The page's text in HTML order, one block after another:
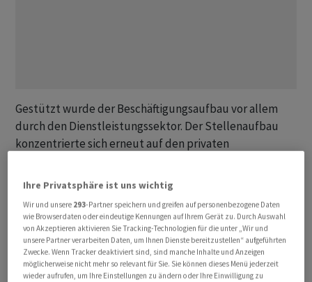
Gestützt wurde der Beschäftigungsaufbau vor allem
durch den Dienstleistungssektor. Der Stellenaufbau
konzentrierte sich erneut auf den privaten
Gastronomiesektor wurde hingegen Beschäftigung
abgebaut. «Die Fussball-Weltmeisterschaft, deren
Beginn mit der Erfassungswoche für die
Arbeitsmarktdaten zusammenfiel, hat wider Erwarten
nicht für mehr Stellen gesorgt», sagte Bernd
Weidensteiner, USA-Experte bei der Commerzbank.
Ihre Privatsphäre ist uns wichtig
Wir und unsere 293-Partner speichern und greifen auf personenbezogene Daten
wie Browserdaten oder eindeutige Kennungen auf Ihrem Gerät zu. Durch Auswahl
von Akzeptieren aktivieren Sie Tracking-Technologien für die unter „Wir und
unsere Partner verarbeiten Daten, um Ihnen Dienste bereitzustellen“ aufgeführten
Zwecke. Wenn Tracker deaktiviert sind, sind manche Inhalte und Anzeigen
möglicherweise nicht mehr so relevant für Sie. Sie können dieses Menü jederzeit
wieder aufrufen, um Ihre Einstellungen zu ändern oder Ihre Einwilligung zu